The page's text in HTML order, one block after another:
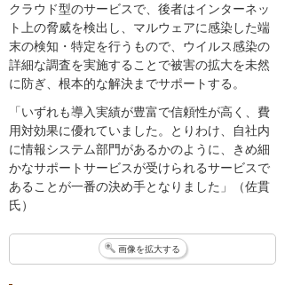
クラウド型のサービスで、後者はインターネッ
ト上の脅威を検出し、マルウェアに感染した端
末の検知・特定を行うもので、ウイルス感染の
詳細な調査を実施することで被害の拡大を未然
に防ぎ、根本的な解決までサポートする。
「いずれも導入実績が豊富で信頼性が高く、費
用対効果に優れていました。とりわけ、自社内
に情報システム部門があるかのように、きめ細
かなサポートサービスが受けられるサービスで
あることが一番の決め手となりました」（佐貫
氏）
画像を拡大する